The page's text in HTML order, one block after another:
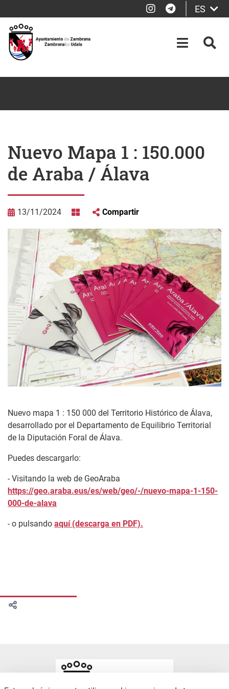
Instagram
Telegram
ES
OPEN-
Nuevo Mapa 1 : 150.000
de Araba / Álava
13/11/2024 Compartir
Nuevo mapa 1 : 150 000 del Territorio Histórico de Álava,
desarrollado por el Departamento de Equilibrio Territorial
de la Diputación Foral de Álava.
Puedes descargarlo:
- Visitando la web de GeoAraba
https://geo.araba.eus/es/web/geo/-/nuevo-mapa-1-150-
000-de-alava
- o pulsando aquí (descarga en PDF).